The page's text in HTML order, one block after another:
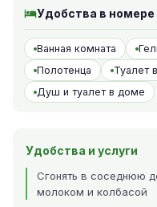
Удобства в номере
Ванная комната
Полотенца
Туалет
Душ и туалет в доме
Удобства и услуги
Сгонять в соседнюю
молоком и колбасой